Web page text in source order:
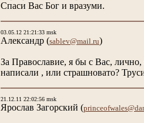
Спаси Вас Бог и вразуми.
03.05.12 21:21:33 msk
Александр (sablev@mail.ru)
За Православие, я бы с Вас,
написали , или страшновато?
21.12.11 22:02:56 msk
Ярослав Загорский (